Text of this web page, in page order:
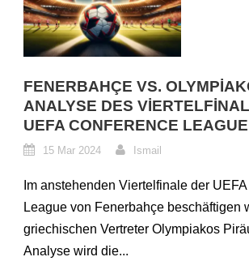
FENERBAHÇE VS.
ANALYSE DES
UEFA CONFERENCE LEAGUE
15 Mar 2024 Ismail
Im anstehenden Viertelfinale der
League von Fenerbahçe beschäftigen
griechischen Vertreter Olympiakos
Analyse wird die...